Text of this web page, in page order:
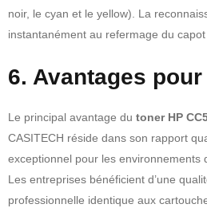
noir, le cyan et le yellow). La
instantanément au refermage du capot
6. Avantages
Le principal avantage du toner HP
CASITECH réside dans son rapport
exceptionnel pour les environnements
Les entreprises bénéficient d’une
professionnelle identique aux